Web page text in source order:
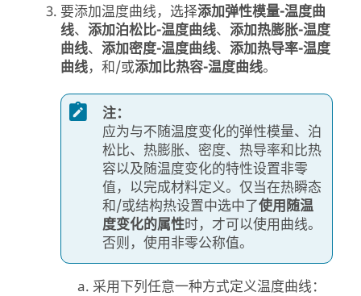
要添加温度曲线，选择添加弹性模量-温度曲
线、添加泊松比-温度曲线、添加热膨胀-温度
曲线、添加密度-温度曲线、添加热导率-温度
曲线，和/或添加比热容-温度曲线。
注：
应为与不随温度变化的弹性模量、泊
松比、热膨胀、密度、热导率和比热
容以及随温度变化的特性设置非零
值，以完成材料定义。仅当在热瞬态
和/或结构热设置中选中了使用随温
度变化的属性时，才可以使用曲线。
否则，使用非零公称值。
采用下列任意一种方式定义温度曲线：